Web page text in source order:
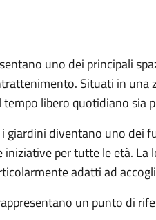
uno dei principali
Situati in
libero quotidiano sia
giardini diventano uno dei
per tutte le età. La
adatti ad
un punto di